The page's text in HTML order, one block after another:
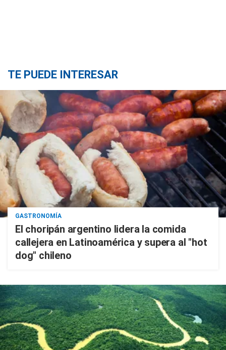
TE PUEDE INTERESAR
GASTRONOMÍA
El choripán argentino lidera la comida
callejera en Latinoamérica y supera al "hot
dog" chileno